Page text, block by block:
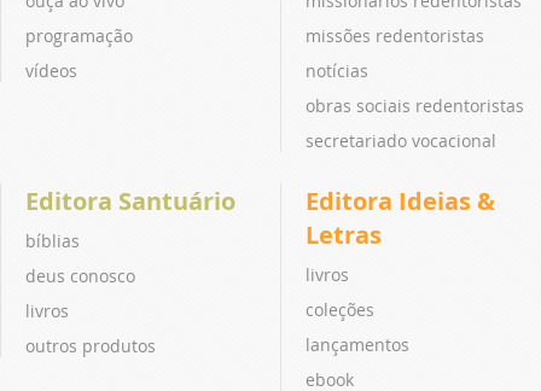
programação
vídeos
missões redentoristas
notícias
obras sociais redentoristas
secretariado vocacional
Editora Santuário
bíblias
deus conosco
livros
outros produtos
Editora Ideias &
Letras
livros
coleções
lançamentos
ebook